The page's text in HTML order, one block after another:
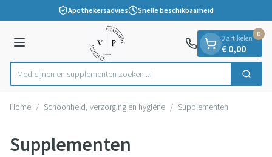
Ga naar de inhoudApothekersadvies Snelle beschikbaarheid
Menu
Product, merk, categorie...
Medicijnen en supplementen zoeke Zoek
0 artikelen
€ 0,00
0
Home / Schoonheid, verzorging en hygiëne / Supplementen
Supplementen